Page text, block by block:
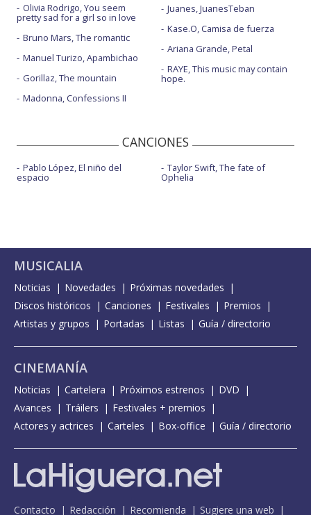
Olivia Rodrigo, You seem
pretty sad for a girl so in love
Bruno Mars, The romantic
Manuel Turizo, Apambichao
Gorillaz, The mountain
Madonna, Confessions II
Juanes, JuanesTeban
Kase.O, Camisa de fuerza
Ariana Grande, Petal
RAYE, This music may contain
hope.
CANCIONES
Pablo López, El niño del
espacio
Taylor Swift, The fate of
Ophelia
MUSICALIA
Noticias Novedades
Próximas novedades
Discos históricos
Canciones Festivales
Premios
Artistas y grupos
Portadas Listas Guía / directorio
CINEMANÍA
Noticias Cartelera Próximos estrenos
DVD
Avances
Tráilers
Festivales + premios
Actores y actrices
Carteles Box-office Guía / directorio
Contacto Redacción Recomienda Sugiere una web